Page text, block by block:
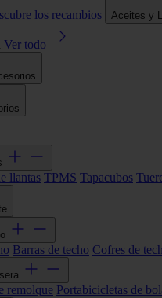
los recambios Aceites y
Ver todo
llantas TPMS Tapacubos
Barras de techo Cofres de
remolque Portabicicletas de